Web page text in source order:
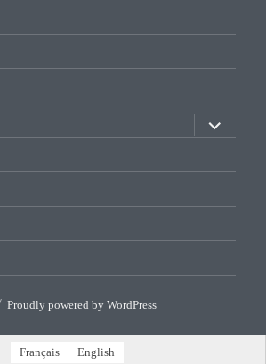
child
menu
Proudly powered by WordPress
Français English